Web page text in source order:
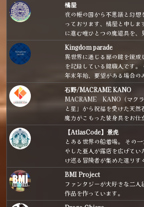
橘屋
夜の帳の国から不思議と幻想
っております、橘屋と申しま
に進む唯ひとつの魔道具を、
か。
Kingdom parade
異世界に通じる扉の鍵を錬成
を記録している鍵職人です。 ※BOOTHは金土日祝、
年末年始、要望がある場合の
※実店舗に委託している作品
石野/MACRAME KANO
MACRAME KANO（マクラ
と星」から祝福を受けた天然
魔力がこもった装身具をお仕
で隠れ魔女・魔法使いとして
て、普通の人がパッと見て「
くいような、魔女さん、魔
をお届けしております。日
シンプルなデザインがメイン
タヌーンティーが趣味です。
台にアトリエを構えるのが夢
ポクロ、FF6、クロノ、テイ
した。）
【AtlasCode】景虎
とある世界の船着場。 その
やした亜人が露店を広げてい
け巡る冒険者が集めた選り
ぁやぁいらっしゃい！ 船長
が強いものもあるけど、ぜひ
から気に入られちゃったらご
BMI Project
ファンタジーが大好きな二
作品を作っています。